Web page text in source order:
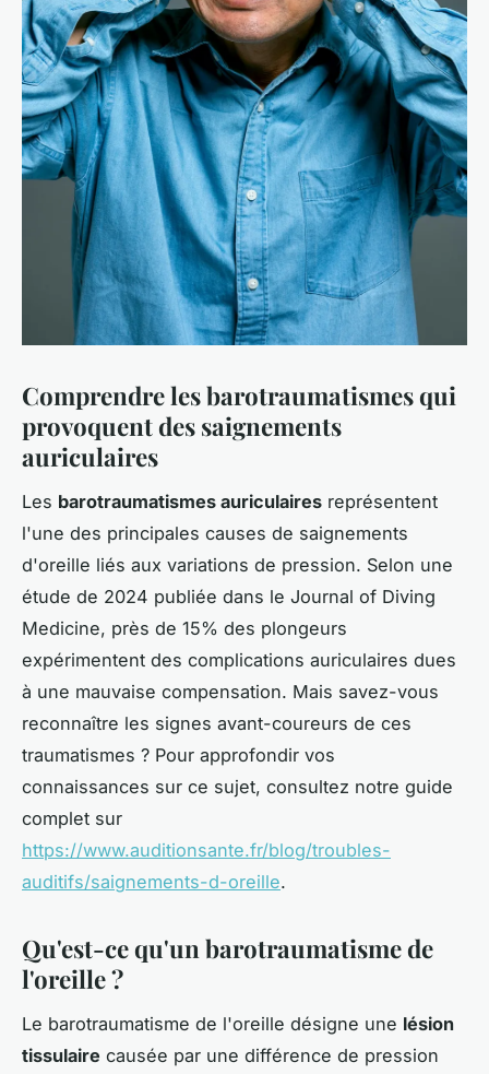
Comprendre les barotraumatismes qui
provoquent des saignements
auriculaires
Les barotraumatismes auriculaires représentent
l'une des principales causes de saignements
d'oreille liés aux variations de pression. Selon une
étude de 2024 publiée dans le Journal of Diving
Medicine, près de 15% des plongeurs
expérimentent des complications auriculaires dues
à une mauvaise compensation. Mais savez-vous
reconnaître les signes avant-coureurs de ces
traumatismes ? Pour approfondir vos
connaissances sur ce sujet, consultez notre guide
complet sur
https://www.auditionsante.fr/blog/troubles-
auditifs/saignements-d-oreille.
Qu'est-ce qu'un barotraumatisme de
l'oreille ?
Le barotraumatisme de l'oreille désigne une lésion
tissulaire causée par une différence de pression